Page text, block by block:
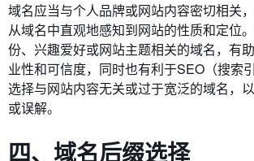
域名应当与个人品牌或网站内容密切相关
从域名中直观地感知到网站的性质和定位
份、兴趣爱好或网站主题相关的域名，有
业性和可信度，同时也有利于SEO（搜索
选择与网站内容无关或过于宽泛的域名，
或误解。
四、域名后缀选择